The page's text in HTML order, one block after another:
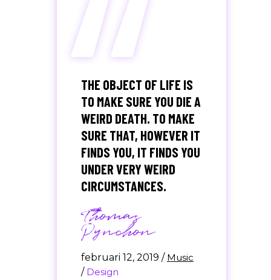
THE OBJECT OF LIFE IS
TO MAKE SURE YOU DIE A
WEIRD DEATH. TO MAKE
SURE THAT, HOWEVER IT
FINDS YOU, IT FINDS YOU
UNDER VERY WEIRD
CIRCUMSTANCES.
Thomas
Pynchon
februari 12, 2019 / Music
/ Design
“